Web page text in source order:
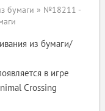
бумаги » №18211 -
из бумаги/
в игре
Crossing